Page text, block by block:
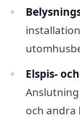
Elspis-
och andra